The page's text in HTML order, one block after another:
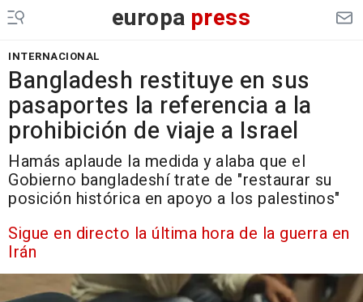
europa press
INTERNACIONAL
Bangladesh restituye en sus
pasaportes la referencia a la
prohibición de viaje a Israel
Hamás aplaude la medida y alaba que el
Gobierno bangladeshí trate de "restaurar su
posición histórica en apoyo a los palestinos"
Sigue en directo la última hora de la guerra en
Irán